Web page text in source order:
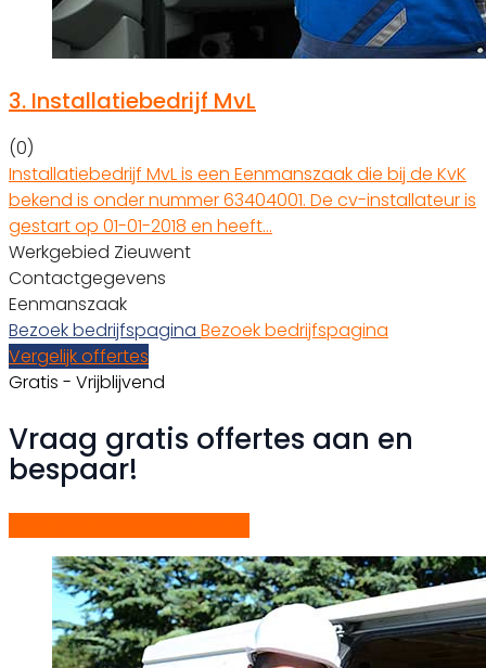
3. Installatiebedrijf MvL
(0)
Installatiebedrijf MvL is een Eenmanszaak die bij de KvK
bekend is onder nummer 63404001. De cv-installateur is
gestart op 01-01-2018 en heeft…
Werkgebied Zieuwent
Contactgegevens
Eenmanszaak
Bezoek bedrijfspagina Bezoek bedrijfspagina
Vergelijk offertes
Gratis - Vrijblijvend
Vraag gratis offertes aan en
bespaar!